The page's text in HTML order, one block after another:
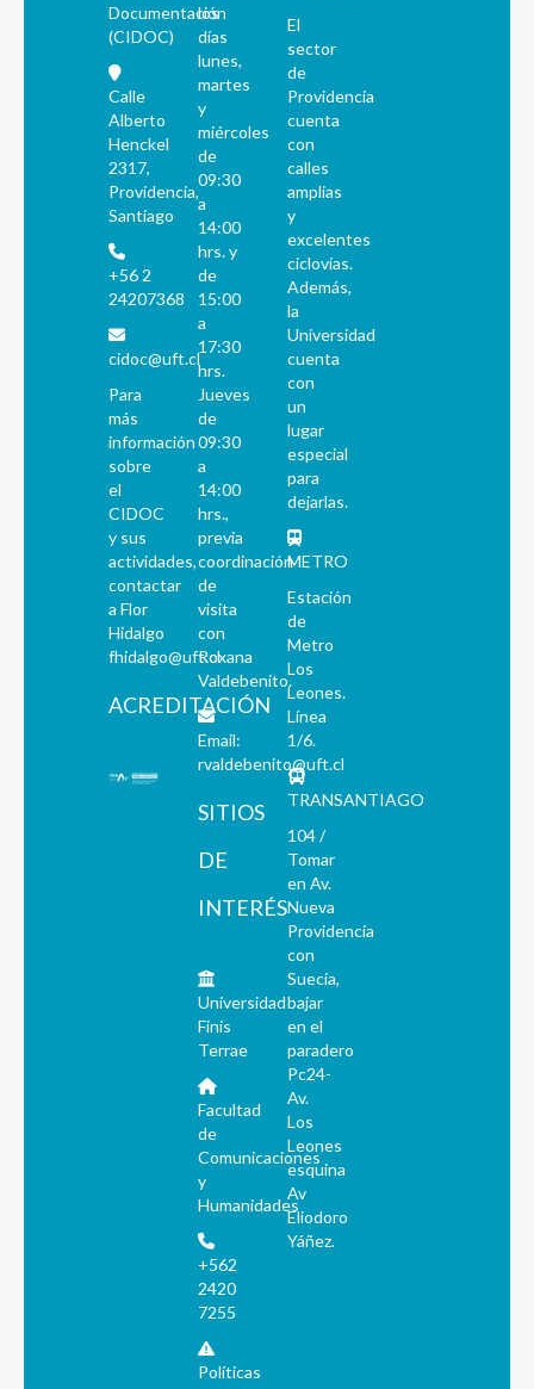
Documentación
(CIDOC)
Calle
Alberto
Henckel
2317,
Providencia,
Santiago
+56 2
24207368
cidoc@uft.cl
Para
más
información
sobre
el
CIDOC
y sus
actividades,
contactar
a Flor
Hidalgo
fhidalgo@uft.cl
ACREDITACIÓN
los
días
lunes,
martes
y
miércoles
de
09:30
a
14:00
hrs. y
de
15:00
a
17:30
hrs.
Jueves
de
09:30
a
14:00
hrs.,
previa
coordinación
de
visita
con
Roxana
Valdebenito.
Email:
rvaldebenito@uft.cl
SITIOS
DE
INTERÉS
Universidad
Finis
Terrae
Facultad
de
Comunicaciones
y
Humanidades
+562
2420
7255
Políticas
El
sector
de
Providencia
cuenta
con
calles
amplias
y
excelentes
ciclovías.
Además,
la
Universidad
cuenta
con
un
lugar
especial
para
dejarlas.
METRO
Estación
de
Metro
Los
Leones.
Línea
1/6.
TRANSANTIAGO
104 /
Tomar
en Av.
Nueva
Providencia
con
Suecia,
bajar
en el
paradero
Pc24-
Av.
Los
Leones
esquina
Av
Eliodoro
Yáñez.